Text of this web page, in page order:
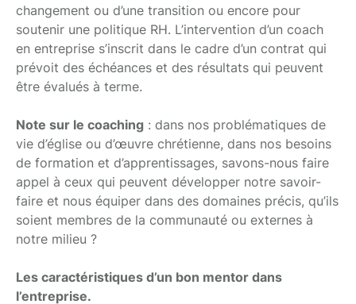
changement ou d’une transition ou encore pour
soutenir une politique RH. L’intervention d’un coach
en entreprise s’inscrit dans le cadre d’un contrat qui
prévoit des échéances et des résultats qui peuvent
être évalués à terme.
Note sur le coaching : dans nos problématiques de
vie d’église ou d’œuvre chrétienne, dans nos besoins
de formation et d’apprentissages, savons-nous faire
appel à ceux qui peuvent développer notre savoir-
faire et nous équiper dans des domaines précis, qu’ils
soient membres de la communauté ou externes à
notre milieu ?
Les caractéristiques d’un bon mentor dans
l’entreprise.